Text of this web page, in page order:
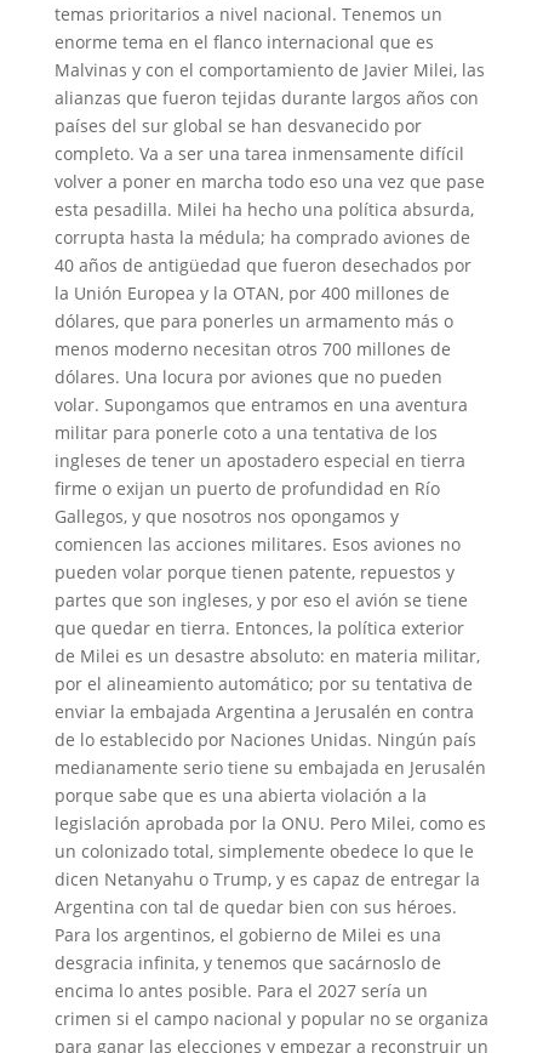
temas prioritarios a nivel nacional. Tenemos un
enorme tema en el flanco internacional que es
Malvinas y con el comportamiento de Javier Milei, las
alianzas que fueron tejidas durante largos años con
países del sur global se han desvanecido por
completo. Va a ser una tarea inmensamente difícil
volver a poner en marcha todo eso una vez que pase
esta pesadilla. Milei ha hecho una política absurda,
corrupta hasta la médula; ha comprado aviones de
40 años de antigüedad que fueron desechados por
la Unión Europea y la OTAN, por 400 millones de
dólares, que para ponerles un armamento más o
menos moderno necesitan otros 700 millones de
dólares. Una locura por aviones que no pueden
volar. Supongamos que entramos en una aventura
militar para ponerle coto a una tentativa de los
ingleses de tener un apostadero especial en tierra
firme o exijan un puerto de profundidad en Río
Gallegos, y que nosotros nos opongamos y
comiencen las acciones militares. Esos aviones no
pueden volar porque tienen patente, repuestos y
partes que son ingleses, y por eso el avión se tiene
que quedar en tierra. Entonces, la política exterior
de Milei es un desastre absoluto: en materia militar,
por el alineamiento automático; por su tentativa de
enviar la embajada Argentina a Jerusalén en contra
de lo establecido por Naciones Unidas. Ningún país
medianamente serio tiene su embajada en Jerusalén
porque sabe que es una abierta violación a la
legislación aprobada por la ONU. Pero Milei, como es
un colonizado total, simplemente obedece lo que le
dicen Netanyahu o Trump, y es capaz de entregar la
Argentina con tal de quedar bien con sus héroes.
Para los argentinos, el gobierno de Milei es una
desgracia infinita, y tenemos que sacárnoslo de
encima lo antes posible. Para el 2027 sería un
crimen si el campo nacional y popular no se organiza
para ganar las elecciones y empezar a reconstruir un